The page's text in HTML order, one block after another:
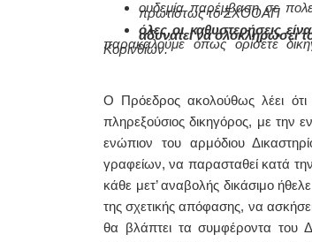
ουδεμία παρέμβαση σε
πρωτίστως το ΣΧΟΟΑΠ
όλες οι καθυστερήσεις
αδυνατεί να ολοκληρώσει
παρακαλούμε όπως ορίσετε
Κορινθίων.
Ο Πρόεδρος ακολούθως λέει ότι
πληρεξούσιος δικηγόρος, με την
ενώπιον του αρμόδιου
γραφείων, να παρασταθεί κατά την
κάθε μετ’ αναβολής δικάσιμο
της σχετικής απόφασης, να
θα βλάπτει τα συμφέροντα του